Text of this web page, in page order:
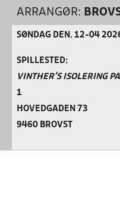
ARRANGØR:
SØNDAG DEN. 12-04
SPILLESTED:
VINTHER’S ISOLERING
1
HOVEDGADEN 73
9460 BROVST